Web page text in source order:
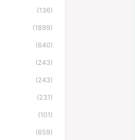
(136)
(1899)
(640)
(243)
(243)
(231)
(101)
(659)